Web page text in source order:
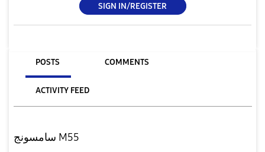
SIGN IN/REGISTER
POSTS COMMENTS
ACTIVITY FEED
سامسونج M55